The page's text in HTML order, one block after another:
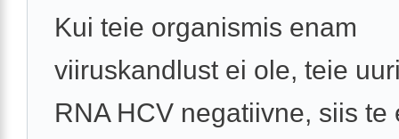
Kui teie organismis enam
viiruskandlust ei ole, teie
RNA HCV negatiivne, siis te